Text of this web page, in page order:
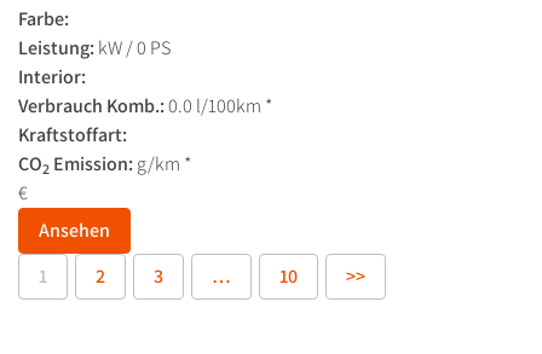
Farbe:
Leistung: kW / 0 PS
Interior:
Verbrauch Komb.:0.0 l/100km *
Kraftstoffart:
CO2 Emission: g/km *
€
Ansehen
1
2 3 … 10 >>